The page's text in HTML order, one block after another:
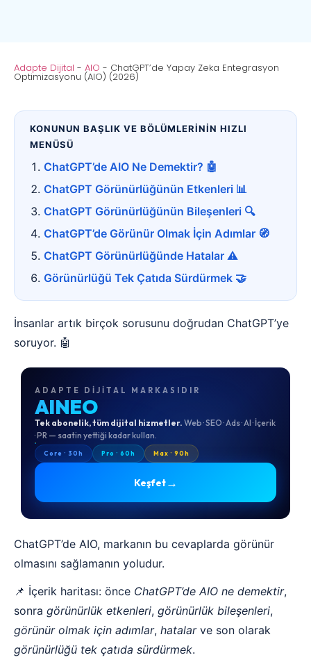
Adapte Dijital - AIO - ChatGPT’de Yapay Zeka Entegrasyon
Optimizasyonu (AIO) (2026)
KONUNUN BAŞLIK VE BÖLÜMLERİNİN HIZLI
MENÜSÜ
ChatGPT’de AIO Ne Demektir? 🤖
ChatGPT Görünürlüğünün Etkenleri 📊
ChatGPT Görünürlüğünün Bileşenleri 🔍
ChatGPT’de Görünür Olmak İçin Adımlar 🧭
ChatGPT Görünürlüğünde Hatalar ⚠️
Görünürlüğü Tek Çatıda Sürdürmek 🤝
İnsanlar artık birçok sorusunu doğrudan ChatGPT’ye
soruyor. 🤖
ADAPTE DIJITAL MARKASIDIR
AINEO
Tek abonelik, tüm dijital hizmetler. Web · SEO · Ads · AI · İçerik
· PR — saatin yettiği kadar kullan.
Core · 30h Pro · 60h Max · 90h
Keşfet→
ChatGPT’de AIO, markanın bu cevaplarda görünür
olmasını sağlamanın yoludur.
📌 İçerik haritası: önce ChatGPT’de AIO ne demektir,
sonra görünürlük etkenleri, görünürlük bileşenleri,
görünür olmak için adımlar, hatalarve son olarak
görünürlüğü tek çatıda sürdürmek.